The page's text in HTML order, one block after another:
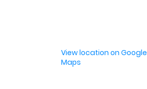
View location on Google
Maps